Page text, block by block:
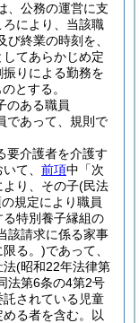
、公務の運営に支
により、当該職
び終業の時刻を、
てあらかじめ定
りによる勤務を
とする。
のある職員
であって、規則で
要介護者を介護す
て、 前項中「次
り、その子(民法
規定により職員
特別養子縁組の
該請求に係る家事
限る。)であって、
法(昭和22年法律第
法第6条の4第2号
されている児童
る者を含む。以